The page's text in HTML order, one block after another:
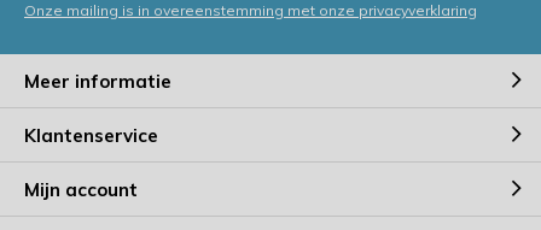
Onze mailing is in overeenstemming met onze privacyverklaring
Meer informatie
Klantenservice
Mijn account